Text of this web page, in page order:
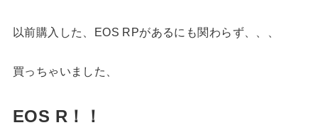
以前購入した、EOS RPがあるにも関わらず、、、
買っちゃいました、
EOS R！！